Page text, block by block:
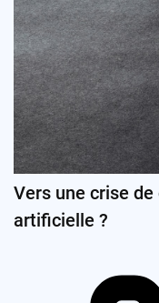
Vers une crise
artificielle ?